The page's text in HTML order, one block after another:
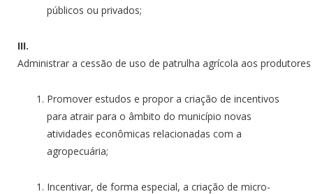
públicos ou privados;
III.
Administrar a cessão de uso de patrulha agrícola aos
Promover estudos e propor a criação de incentivos
para atrair para o âmbito do município novas
atividades econômicas relacionadas com a
agropecuária;
Incentivar, de forma especial, a criação de micro-